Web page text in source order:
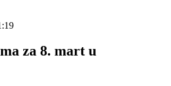
za 8. mart u